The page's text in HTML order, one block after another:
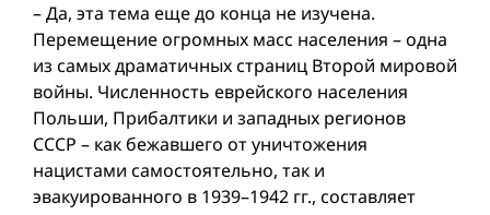
– Да, эта тема еще до конца не изучена.
Перемещение огромных масс населения – одна
из самых драматичных страниц Второй мировой
войны. Численность еврейского населения
Польши, Прибалтики и западных регионов
СССР – как бежавшего от уничтожения
нацистами самостоятельно, так и
эвакуированного в 1939–1942 гг., составляет